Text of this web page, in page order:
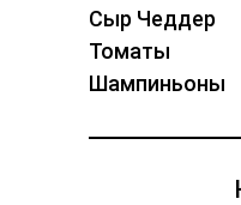
Сыр Чеддер
Томаты
Шампиньоны